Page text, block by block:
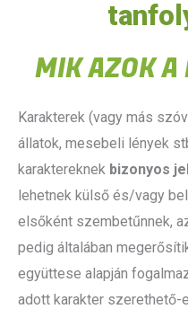
MIK AZOK
Karakterek (vagy más
állatok, mesebeli lények
karaktereknek bizonyos
lehetnek külső és/vagy
elsőként szembetűnnek,
pedig általában
együttese alapján
adott karakter szerethető-